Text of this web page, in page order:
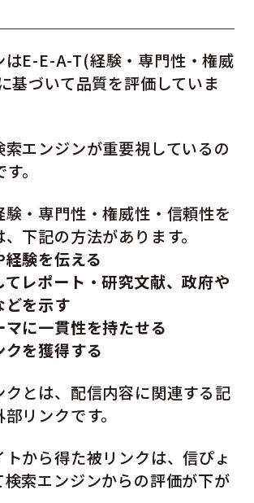
はE-E-A-T(経験・専門性・権威
基づいて品質を評価していま
索エンジンが重要視しているの
。
・専門性・権威性・信頼性を
下記の方法があります。
験を伝える
レポート・研究文献、政府や
どを示す
に一貫性を持たせる
を獲得する
クとは、配信内容に関連する記
リンクです。
から得た被リンクは、信ぴょ
検索エンジンからの評価が下が